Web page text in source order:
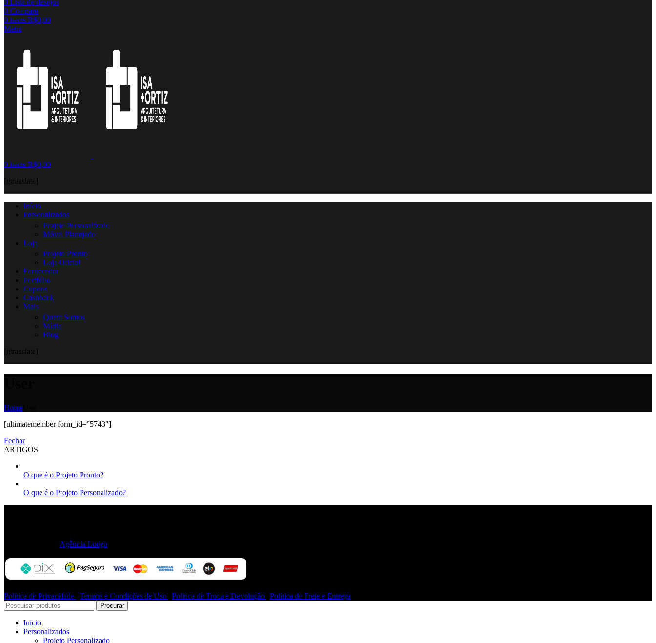
0 Lista de desejos
0 Compare
0 items R$0,00
Menu
0 items R$0,00
[gtranslate]
Início
Personalizados
Projeto Personalizado
Móvel Planejado
Loja
Projeto Pronto
Loja Oficial
Fornecedor
Portfólio
Cupons
Cashback
Mais
Quem Somos
Mídia
Blog
[gtranslate]
Home
[ultimatemember form_id=”5743″]
Fechar
ARTIGOS
O que é o Projeto Pronto?
O que é o Projeto Personalizado?
Agência Looga
Política de Privacidade Termos e Condições de Uso Política de Troca e Devolução Política de Frete e Entrega
Procurar
Início
Personalizados
Projeto Personalizado